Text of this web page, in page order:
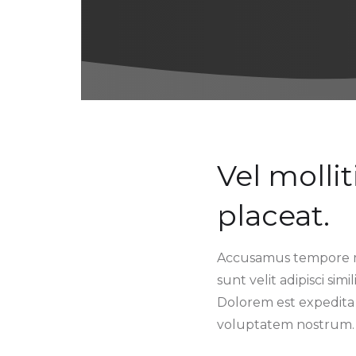
Vel
placeat.
Accusamus tempore
sunt velit adipisci
Dolorem est
voluptatem nostrum.